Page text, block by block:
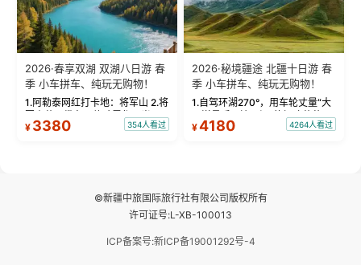
2026·春享双湖 双湖八日游 春
季 小车拼车、纯玩无购物！
1.阿勒泰网红打卡地：将军山 2.将
军山落日缆车，体验雪都风光 3.
将军山，夕阳派对，蹦迪party 4.
¥ 3380 354人看过
2026·秘境疆途 北疆十日游 春
季 小车拼车、纯玩无购物！
1.自驾环湖270°，用车轮丈量“大
西洋最后一滴眼泪”的极致蔚蓝，
让雪山、花海与深邃湖水在转弯
¥4180 4264人看过
©新疆中旅国际旅行社有限公司版权所有
许可证号:L-XB-100013
ICP备案号:新ICP备19001292号-4